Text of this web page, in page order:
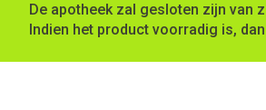
De apotheek zal gesloten zijn van
Indien het product voorradig is,